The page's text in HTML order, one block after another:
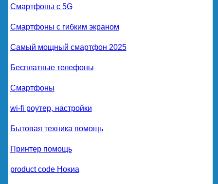
Смартфоны с 5G
Смартфоны с гибким экраном
Самый мощный смартфон 2025
Бесплатные телефоны
Смартфоны
wi-fi роутер, настройки
Бытовая техника помощь
Принтер помощь
product code Нокиа